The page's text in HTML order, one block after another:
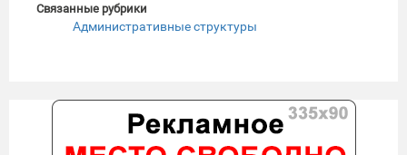
Связанные рубрики
Административные структуры